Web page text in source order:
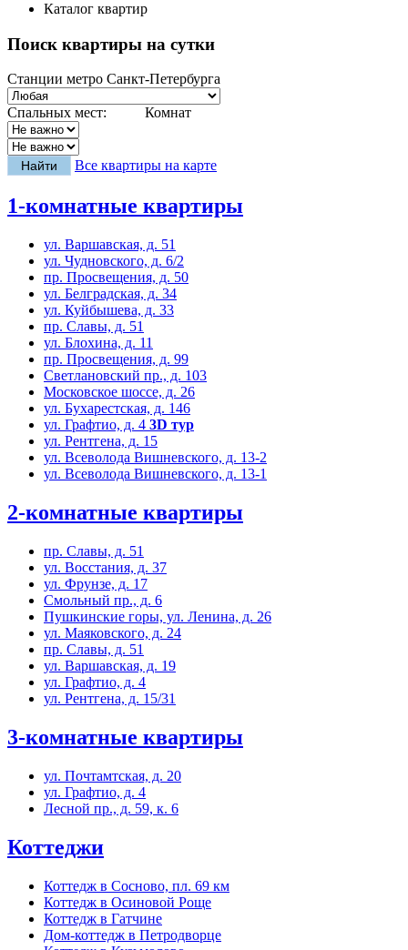
Каталог квартир
Поиск квартиры на сутки
Станции метро Санкт-Петербурга
Спальных мест: Комнат
Все квартиры на карте
1-комнатные квартиры
ул. Варшавская, д. 51
ул. Чудновского, д. 6/2
пр. Просвещения, д. 50
ул. Белградская, д. 34
ул. Куйбышева, д. 33
пр. Славы, д. 51
ул. Блохина, д. 11
пр. Просвещения, д. 99
Светлановский пр., д. 103
Московское шоссе, д. 26
ул. Бухарестская, д. 146
ул. Графтио, д. 4 3D тур
ул. Рентгена, д. 15
ул. Всеволода Вишневского, д. 13-2
ул. Всеволода Вишневского, д. 13-1
2-комнатные квартиры
пр. Славы, д. 51
ул. Восстания, д. 37
ул. Фрунзе, д. 17
Смольный пр., д. 6
Пушкинские горы, ул. Ленина, д. 26
ул. Маяковского, д. 24
пр. Славы, д. 51
ул. Варшавская, д. 19
ул. Графтио, д. 4
ул. Рентгена, д. 15/31
3-комнатные квартиры
ул. Почтамтская, д. 20
ул. Графтио, д. 4
Лесной пр., д. 59, к. 6
Коттеджи
Коттедж в Сосново, пл. 69 км
Коттедж в Осиновой Роще
Коттедж в Гатчине
Дом-коттедж в Петродворце